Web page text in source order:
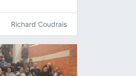
Richard Coudrais